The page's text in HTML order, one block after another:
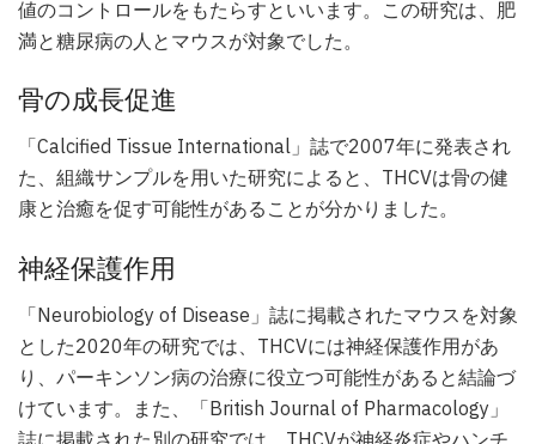
値のコントロールをもたらすといいます。この研究は、肥
満と糖尿病の人とマウスが対象でした。
骨の成長促進
「Calcified Tissue International」誌で2007年に発表され
た、組織サンプルを用いた研究によると、THCVは骨の健
康と治癒を促す可能性があることが分かりました。
神経保護作用
「Neurobiology of Disease」誌に掲載されたマウスを対象
とした2020年の研究では、THCVには神経保護作用があ
り、パーキンソン病の治療に役立つ可能性があると結論づ
けています。また、「British Journal of Pharmacology」
誌に掲載された別の研究では、THCVが神経炎症やハンチ